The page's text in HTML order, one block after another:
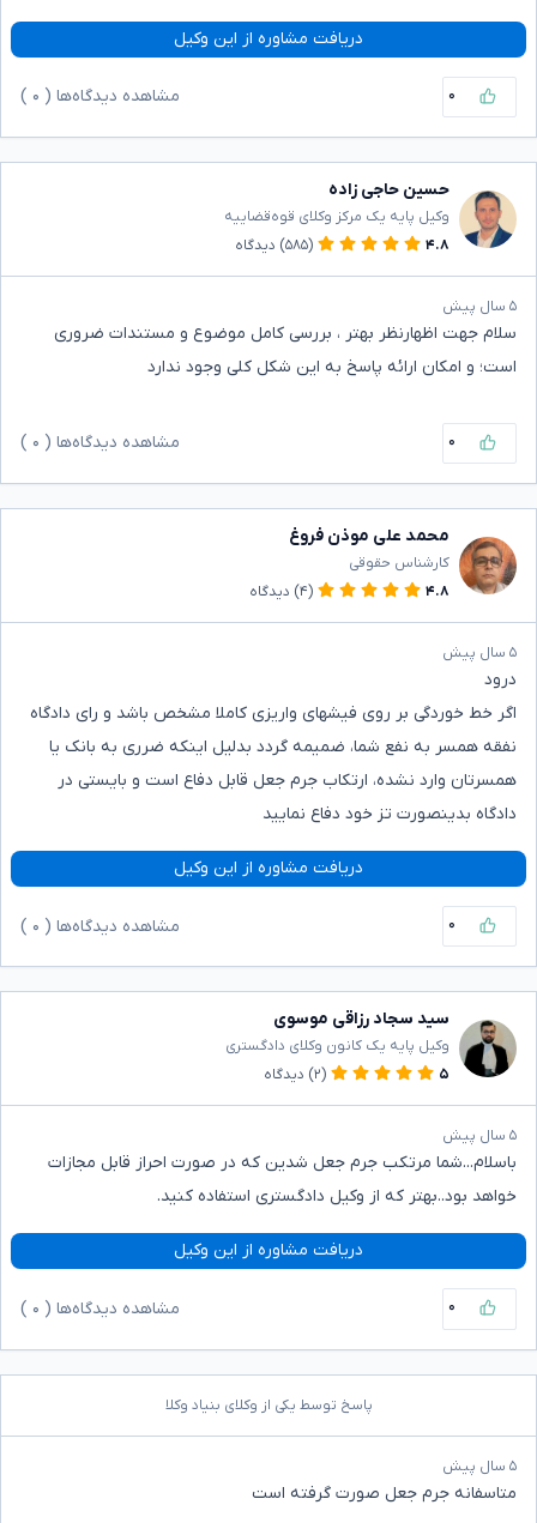
دریافت مشاوره از این وکیل
۰ مشاهده دیدگاه‌ها ( ۰
حسین حاجی زاده
وکیل پایه یک مرکز وکلای قوه‌قضاییه
۴.۸
(۵۸۵) دیدگاه
۵ سال پیش
سلام جهت اظهارنظر بهتر ، بررسی کامل موضوع و مستندات ضروری
است؛ و امکان ارائه پاسخ به این شکل کلی وجود ندارد
۰ مشاهده دیدگاه‌ها ( ۰
محمد علی موذن فروغ
کارشناس حقوقی
۴.۸
(۴) دیدگاه
۵ سال پیش
درود
اگر خط خوردگی بر روی فیشهای واریزی کاملا مشخص باشد و رای دادگاه
نفقه همسر به نفع شما، ضمیمه گردد بدلیل اینکه ضرری به بانک یا
همسرتان وارد نشده، ارتکاب جرم جعل قابل دفاع است و بایستی در
دادگاه بدینصورت تز خود دفاع نمایید
دریافت مشاوره از این وکیل
۰ مشاهده دیدگاه‌ها ( ۰
سید سجاد رزاقی موسوی
وکیل پایه یک کانون وکلای دادگستری
۵
(۲) دیدگاه
۵ سال پیش
باسلام...شما مرتکب جرم جعل شدین که در صورت احراز قابل مجازات
خواهد بود..بهتر که از وکیل دادگستری استفاده کنید.
دریافت مشاوره از این وکیل
۰ مشاهده دیدگاه‌ها ( ۰
پاسخ توسط یکی از وکلای بنیاد وکلا
۵ سال پیش
متاسفانه جرم جعل صورت گرفته است